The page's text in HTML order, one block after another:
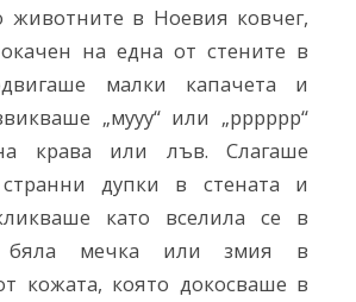
животните в Ноевия ковчег,
на една от стените в
малки капачета и
„мууу“ или „рррррр“
крава или лъв. Слагаше
дупки в стената и
като вселила се в
бяла мечка или змия в
кожата, която докосваше в